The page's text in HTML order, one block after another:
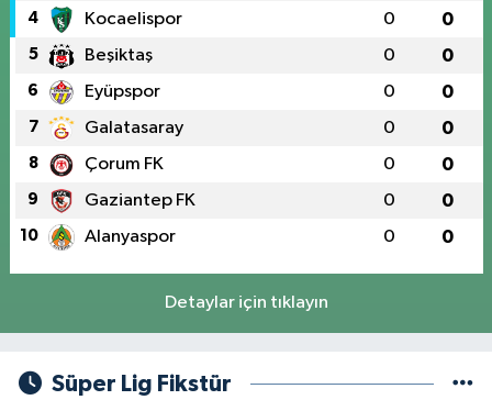
4 Kocaelispor 0 0
5 Beşiktaş 0 0
6 Eyüpspor 0 0
7 Galatasaray 0 0
8 Çorum FK 0 0
9 Gaziantep FK 0 0
10 Alanyaspor 0 0
Detaylar için tıklayın
Süper Lig Fikstür